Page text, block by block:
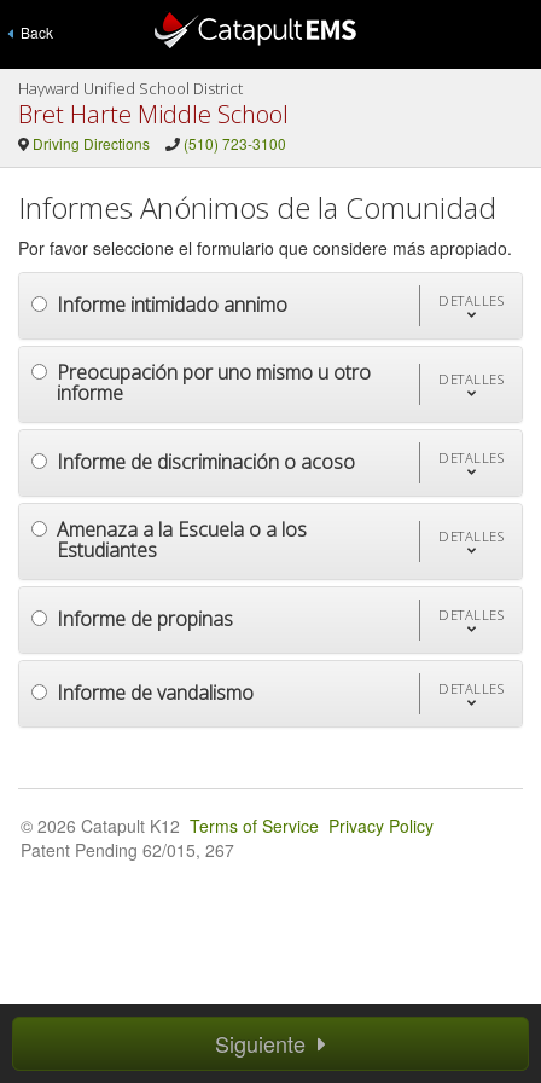
Back
Hayward Unified School District
Bret Harte Middle School
Driving Directions (510) 723-3100
Informes Anónimos de la Comunidad
Por favor seleccione el formulario que considere más apropiado.
Informe intimidado annimo DETALLES
Preocupación por uno mismo u otro
informe
DETALLES
Informe de discriminación o acoso DETALLES
Amenaza a la Escuela o a los
Estudiantes
DETALLES
Informe de propinas DETALLES
Informe de vandalismo DETALLES
Siguiente
© 2026 Catapult K12 Terms of Service Privacy Policy
Patent Pending 62/015, 267